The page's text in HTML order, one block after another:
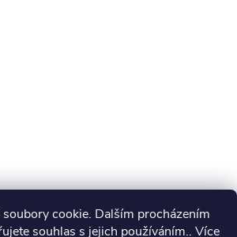
cookie. Dalším procházením
souhlas s jejich používáním.. Více